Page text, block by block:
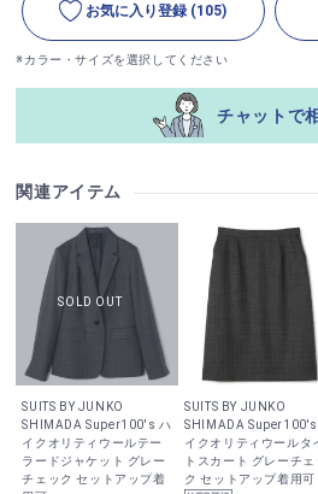
お気に入り登録 (105)
※カラー・サイズを選択してください
チャットで
関連アイテム
SUITS BY JUNKO
SHIMADA Super100′s ハ
イクオリティウールテー
ラードジャケット グレー
チェック セットアップ着
SUITS BY JUNKO
SHIMADA
イクオリティウールタ
トスカート グレーチェ
ク セットアップ着用可